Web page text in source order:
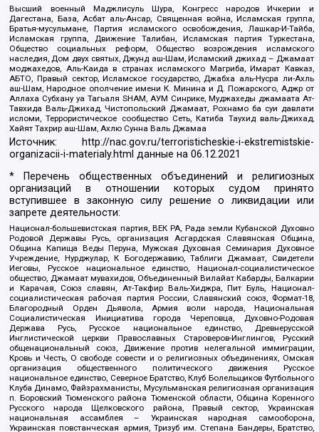
Высший военный Маджлисуль Шура, Конгресс народов Ичкерии и
Дагестана, База, Асбат аль-Ансар, Священная война, Исламская группа,
Братья-мусульмане, Партия исламского освобождения, Лашкар-И-Тайба,
Исламская группа, Движение Талибан, Исламская партия Туркестана,
Общество социальных реформ, Общество возрождения исламского
наследия, Дом двух святых, Джунд аш-Шам, Исламский джихад – Джамаат
моджахедов, Аль-Каида в странах исламского Магриба, Имарат Кавказ,
АБТО, Правый сектор, Исламское государство, Джабха аль-Нусра ли-Ахль
аш-Шам, Народное ополчение имени К. Минина и Д. Пожарского, Аджр от
Аллаха Субхану уа Тагьаля SHAM, АУМ Синрике, Муджахеды джамаата Ат-
Тавхида Валь-Джихад, Чистопольский Джамаат, Рохнамо ба суи давлати
исломи, Террористическое сообщество Сеть, Катиба Таухид валь-Джихад,
Хайят Тахрир аш-Шам, Ахлю Сунна Валь Джамаа
Источник:
http://nac.gov.ru/terroristicheskie-i-ekstremistskie-
organizacii-i-materialy.html данные на06.12.2021
* Перечень общественных объединений и религиозных
организаций в отношении которых судом принято
вступившее в законную силу решение о ликвидации или
запрете деятельности:
Национал-большевистская партия, ВЕК РА, Рада земли Кубанской Духовно
Родовой Державы Русь, организация Асгардская Славянская Община,
Община Капища Веды Перуна, Мужская Духовная Семинария Духовное
Учреждение, Нурджулар, К Богодержавию, Таблиги Джамаат, Свидетели
Иеговы, Русское национальное единство, Национал-социалистическое
общество, Джамаат мувахидов, Объединенный Вилайат Кабарды, Балкарии
и Карачая, Союз славян, Ат-Такфир Валь-Хиджра, Пит Буль, Национал-
социалистическая рабочая партия России, Славянский союз, Формат-18,
Благородный Орден Дьявола, Армия воли народа, Национальная
Социалистическая Инициатива города Череповца, Духовно-Родовая
Держава Русь, Русское национальное единство, Древнерусской
Инглистической церкви Православных Староверов-Инглингов, Русский
общенациональный союз, Движение против нелегальной иммиграции,
Кровь и Честь, О свободе совести и о религиозных объединениях, Омская
организация общественного политического движения Русское
национальное единство, Северное Братство, Клуб Болельщиков Футбольного
Клуба Динамо, Файзрахманисты, Мусульманская религиозная организация
п. Боровский Тюменского района Тюменской области, Община Коренного
Русского народа Щелковского района, Правый сектор, Украинская
национальная ассамблея – Украинская народная самооборона,
Украинская повстанческая армия, Тризуб им. Степана Бандеры, Братство,